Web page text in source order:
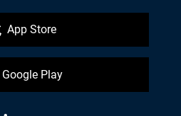
App Store
Google Play